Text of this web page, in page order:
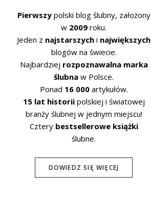
Pierwszypolski blog ślubny, założony
w 2009 roku.
Jeden z najstarszych i największych
blogów na świecie.
Najbardziej rozpoznawalna marka
ślubna w Polsce.
Ponad 16 000artykułów.
15 lat historiipolskiej i światowej
branży ślubnej w jednym miejscu!
Cztery bestsellerowe książki
ślubne.
DOWIEDZ SIĘ WIĘCEJ